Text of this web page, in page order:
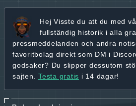
Hej Visste du att du med
fullständig historik i alla
pressmeddelanden och andra
favoritbolag direkt som DM i
godsaker? Du slipper dessutom
sajten. Testa gratis i 14 dagar!